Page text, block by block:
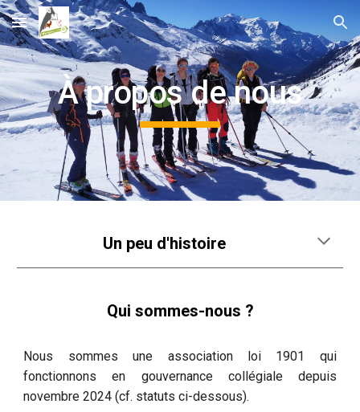
Skip to main content Skip to navigation
À propos de nous
Un peu d'histoire
Qui sommes-nous ?
Nous sommes une association loi 1901 qui
fonctionnons en gouvernance collégiale depuis
novembre 2024 (cf. statuts ci-dessous).